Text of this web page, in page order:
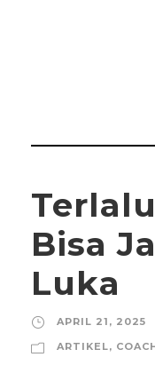
Bisa
Luka
APRIL 21, 2025
ARTIKEL,